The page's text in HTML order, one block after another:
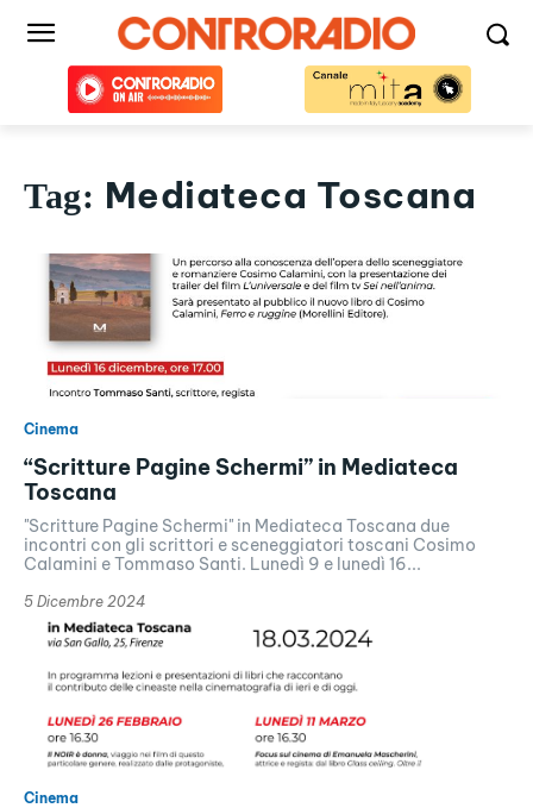
Tag: Mediateca Toscana
Cinema
“Scritture Pagine Schermi” in Mediateca
Toscana
"Scritture Pagine Schermi" in Mediateca Toscana due
incontri con gli scrittori e sceneggiatori toscani Cosimo
Calamini e Tommaso Santi. Lunedì 9 e lunedì 16...
5 Dicembre 2024
Cinema